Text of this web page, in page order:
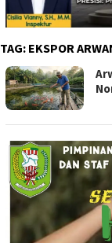
TAG: EKSPOR